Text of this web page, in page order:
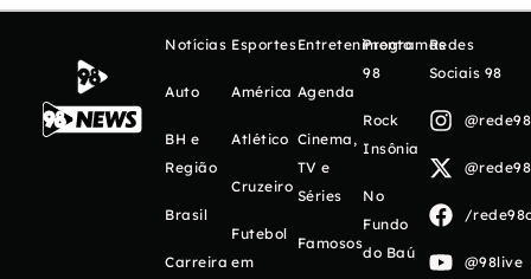
Notícias
Auto
BH e
Região
Brasil
Carreira
Esportes
América
Atlético
Cruzeiro
Futebol
em
Entretenimento
Agenda
Cinema,
TV e
Séries
Famosos
Programas
98
Rock
Insônia
No
Fundo
do Baú
Redes
Sociais 98
/
@98live